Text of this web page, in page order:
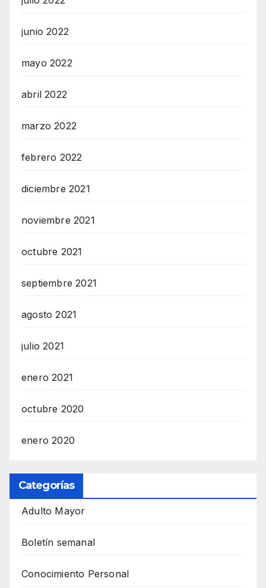
junio 2022
mayo 2022
abril 2022
marzo 2022
febrero 2022
diciembre 2021
noviembre 2021
octubre 2021
septiembre 2021
agosto 2021
julio 2021
enero 2021
octubre 2020
enero 2020
Categorías
Adulto Mayor
Boletín semanal
Conocimiento Personal